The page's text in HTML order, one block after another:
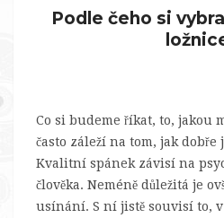
Podle čeho si
Co si budeme říkat, to, jakou
často záleží na tom, jak dobře
Kvalitní spánek závisí na
člověka. Neméně důležitá je
usínání. S ní jistě souvisí to,